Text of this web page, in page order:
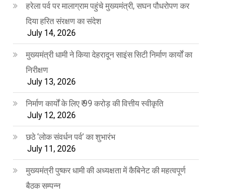
हरेला पर्व पर मालाग्राम पहुंचे मुख्यमंत्री, सघन पौधरोपण कर
दिया हरित संरक्षण का संदेश
July 14, 2026
मुख्यमंत्री धामी ने किया देहरादून साइंस सिटी निर्माण कार्यों का
निरीक्षण
July 13, 2026
निर्माण कार्यों के लिए ₹ 99 करोड़ की वित्तीय स्वीकृति
July 12, 2026
छठे ‘लोक संवर्धन पर्व’ का शुभारंभ
July 11, 2026
मुख्यमंत्री पुष्कर धामी की अध्यक्षता में कैबिनेट की महत्वपूर्ण
बैठक सम्पन्न